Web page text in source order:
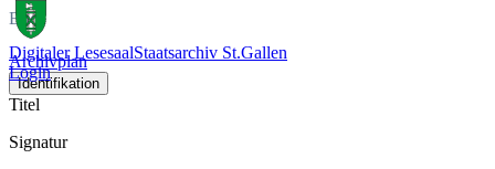
Digitaler LesesaalStaatsarchiv St.Gallen
Login
Buch
Archivplan
Identifikation
Titel
Signatur